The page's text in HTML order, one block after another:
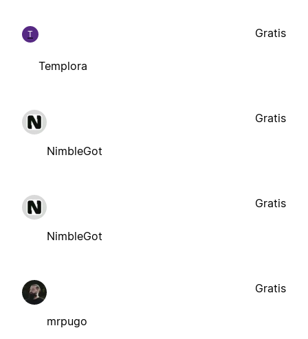
T
Templora
Gratis
NimbleGot
Gratis
NimbleGot
Gratis
mrpugo
Gratis